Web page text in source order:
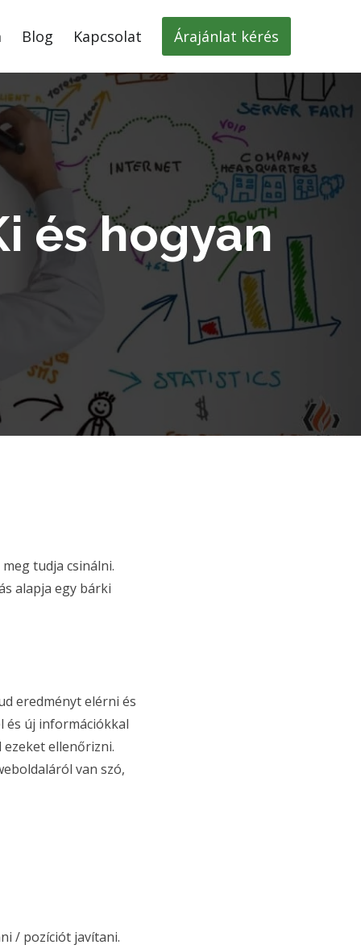
Blog Kapcsolat Árajánlat kérés
és hogyan
tudja csinálni.
alapja egy bárki
eredményt elérni és
és új információkkal
ellenőrizni.
van szó,
/ pozíciót javítani.